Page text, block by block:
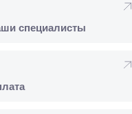
специалисты